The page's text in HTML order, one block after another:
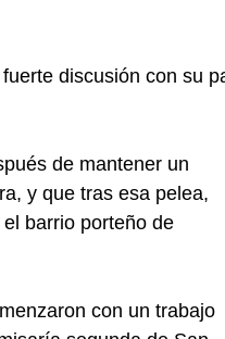
discusión con su
de mantener un
y que tras esa pelea,
barrio porteño de
con un trabajo